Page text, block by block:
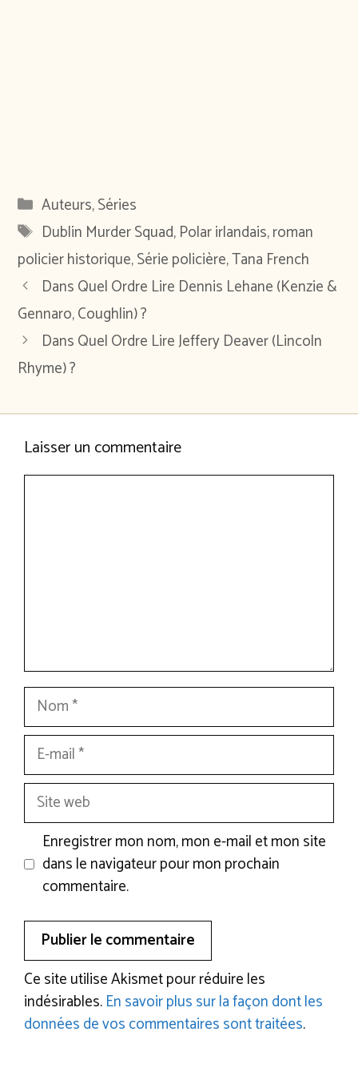
Catégories
Auteurs,Séries
Étiquettes
Dublin Murder Squad,Polar irlandais,roman
policier historique,Série policière,Tana French
Dans Quel Ordre Lire Dennis Lehane (Kenzie &
Gennaro, Coughlin) ?
Dans Quel Ordre Lire Jeffery Deaver (Lincoln
Rhyme) ?
Laisser un commentaire
Nom
mail
Site
web
Enregistrer mon nom, mon e-mail et mon site
dans le navigateur pour mon prochain
commentaire.
Ce site utilise Akismet pour réduire les
indésirables.En savoir plus sur la façon dont les
données de vos commentaires sont traitées.